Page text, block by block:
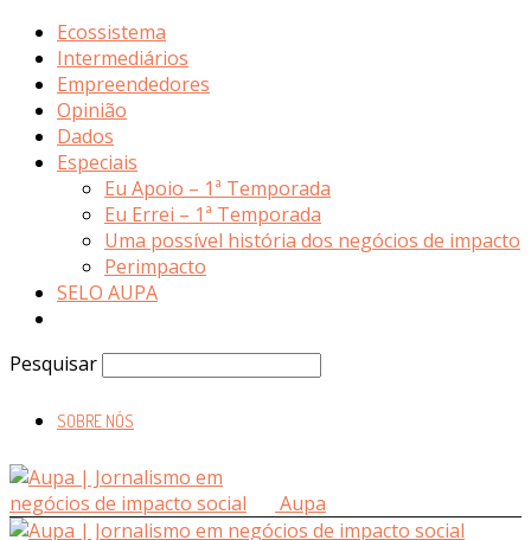
Ecossistema
Intermediários
Empreendedores
Opinião
Dados
Especiais
Eu Apoio – 1ª Temporada
Eu Errei – 1ª Temporada
Uma possível história dos negócios de impacto
Perimpacto
SELO AUPA
Pesquisar
SOBRE NÓS
Aupa